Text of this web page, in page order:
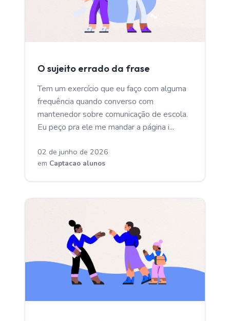
O sujeito errado da frase
Tem um exercício que eu faço com alguma
frequência quando converso com
mantenedor sobre comunicação de escola.
Eu peço pra ele me mandar a página i...
02 de junho de 2026
em Captacao alunos